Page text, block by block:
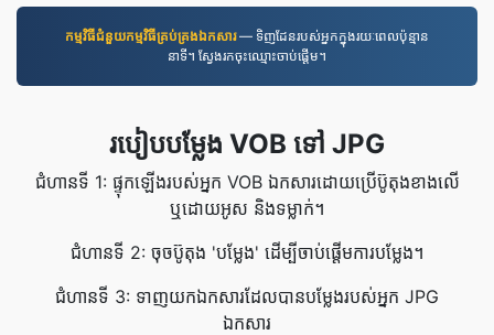
កម្មវិធី​ជំនួយ​កម្មវិធី​គ្រប់គ្រង​ឯកសារ— ទិញដែនរបស់អ្នកក្នុងរយៈពេលប៉ុន្មាន
នាទី។ ស្វែងរកចុះឈ្មោះចាប់ផ្តើម។
របៀបបម្លែង VOB ទៅ JPG
ជំហានទី 1: ផ្ទុកឡើងរបស់អ្នក VOB ឯកសារដោយប្រើប៊ូតុងខាងលើ
ឬដោយអូស និងទម្លាក់។
ជំហានទី 2: ចុចប៊ូតុង 'បម្លែង' ដើម្បីចាប់ផ្តើមការបម្លែង។
ជំហានទី 3: ទាញយកឯកសារដែលបានបម្លែងរបស់អ្នក JPG
ឯកសារ